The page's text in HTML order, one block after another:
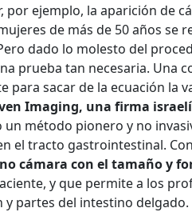
por ejemplo, la aparición de
de más de 50 años se
dado lo molesto del
prueba tan necesaria. Una
sacar de la ecuación la
Imaging, una firma
un método pionero y no
el tracto gastrointestinal.
cámara con el tamaño y
y que permite a los
y partes del intestino delgado.